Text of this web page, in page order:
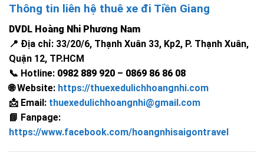
Thông tin liên hệ thuê xe đi Tiền Giang
DVDL Hoàng Nhi Phương Nam
📍 Địa chỉ: 33/20/6, Thạnh Xuân 33, Kp2, P. Thạnh Xuân,
Quận 12, TP.HCM
📞 Hotline: 0982 889 920 – 0869 86 86 08
🌐 Website: https://thuexedulichhoangnhi.com
📩 Email: thuexedulichhoangnhi@gmail.com
📘 Fanpage:
https://www.facebook.com/hoangnhisaigontravel